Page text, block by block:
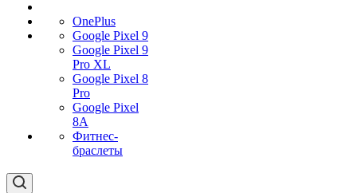
OnePlus
Google Pixel 9
Google Pixel 9
Pro XL
Google Pixel 8
Pro
Google Pixel
8A
Фитнес-
браслеты